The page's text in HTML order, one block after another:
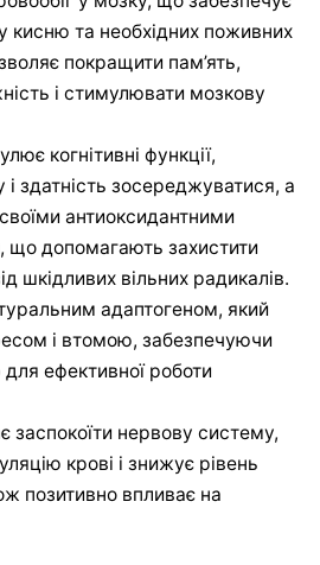
кисню та необхідних поживних
покращити пам’ять,
і стимулювати мозкову
когнітивні функції,
здатність зосереджуватися, а
антиоксидантними
що допомагають захистити
шкідливих вільних радикалів.
адаптогеном, який
і втомою, забезпечуючи
ефективної роботи
заспокоїти нервову систему,
крові і знижує рівень
позитивно впливає на